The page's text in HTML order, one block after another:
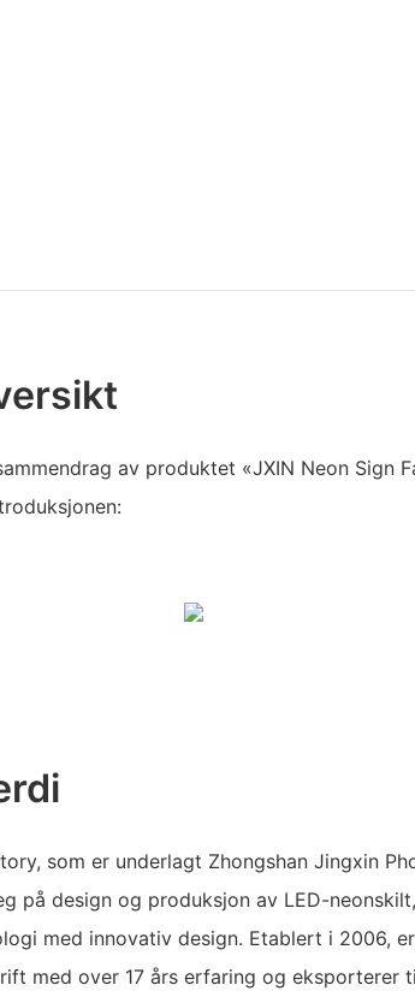
av produktet «JXIN Neon Sign
som er underlagt Zhongshan Jingxin
på design og produksjon av LED-
med innovativ design. Etablert i 2006,
med over 17 års erfaring og eksporterer